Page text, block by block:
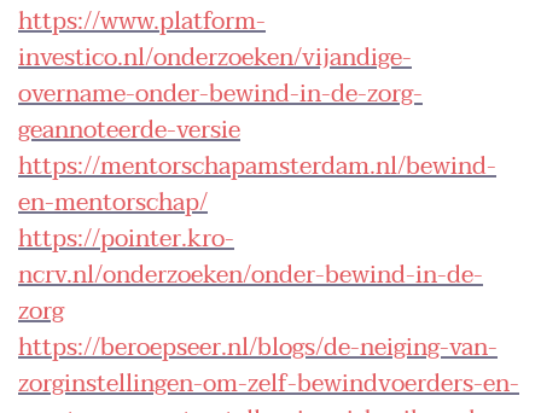
https://www.platform-
investico.nl/onderzoeken/vijandige-
overname-onder-bewind-in-de-zorg-
geannoteerde-versie
https://mentorschapamsterdam.nl/bewind-
en-mentorschap/
https://pointer.kro-
ncrv.nl/onderzoeken/onder-bewind-in-de-
zorg
https://beroepseer.nl/blogs/de-neiging-van-
zorginstellingen-om-zelf-bewindvoerders-en-